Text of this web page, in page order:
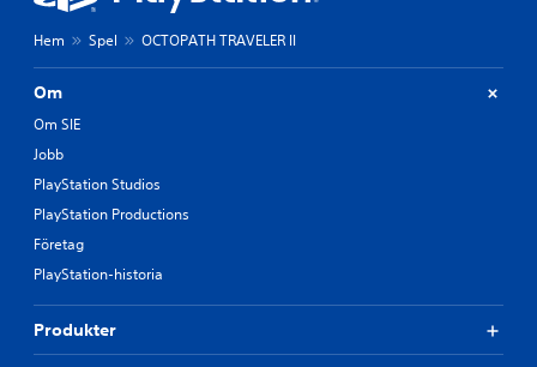
Hem Spel OCTOPATH TRAVELER II
Om
Om SIE
Jobb
PlayStation Studios
PlayStation Productions
Företag
PlayStation-historia
Produkter